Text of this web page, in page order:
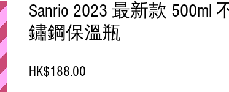
Sanrio 2023 最新款 500ml
鏽鋼保溫瓶
HK$188.00